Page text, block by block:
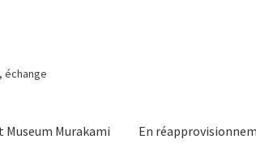
échange
Museum Murakami En